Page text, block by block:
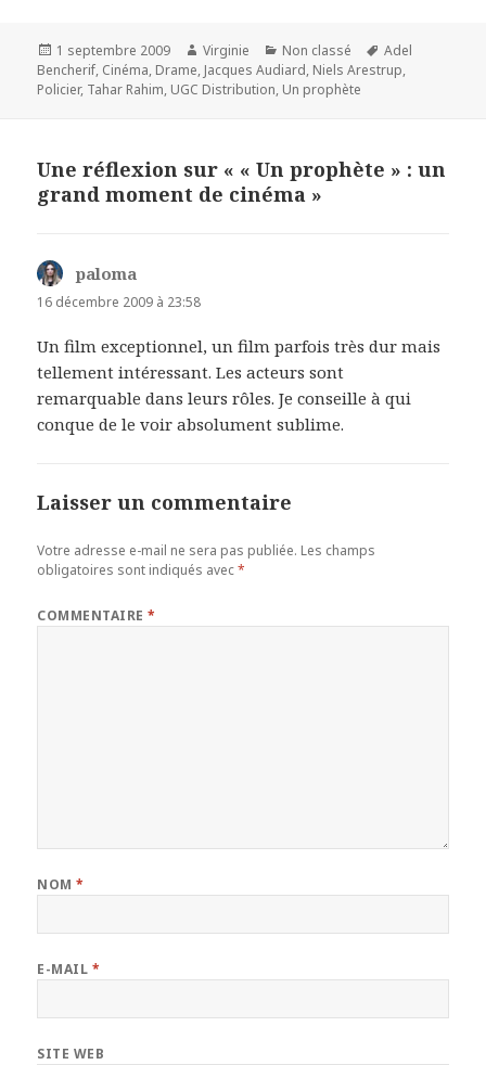
Publié
le
1 septembre 2009 Auteur
Virginie Catégories
Non classé
Mots-
clés
Adel
Bencherif, Cinéma, Drame, Jacques Audiard, Niels Arestrup,
Policier, Tahar Rahim, UGC Distribution, Un prophète
Une réflexion sur « « Un prophète » : un
grand moment de cinéma »
paloma
16 décembre 2009 à 23:58
Un film exceptionnel, un film parfois très dur mais
tellement intéressant. Les acteurs sont
remarquable dans leurs rôles. Je conseille à qui
conque de le voir absolument sublime.
Laisser un commentaire
Votre adresse e-mail ne sera pas publiée. Les champs
obligatoires sont indiqués avec*
COMMENTAIRE*
NOM*
E-MAIL *
SITE WEB